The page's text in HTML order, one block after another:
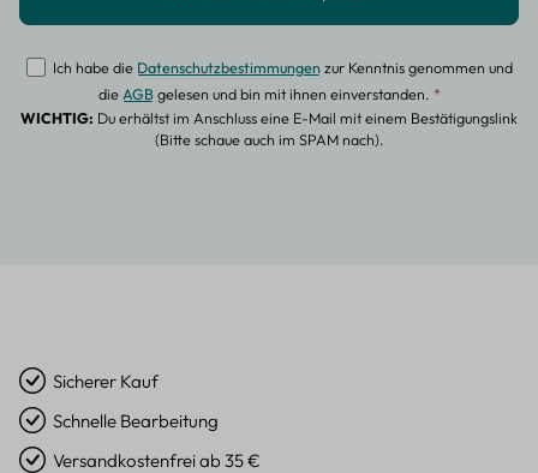
Ich habe die Datenschutzbestimmungenzur Kenntnis genommen und
dieAGBgelesen und bin mit ihnen einverstanden. *
WICHTIG: Du erhältst im Anschluss eine E-Mail mit einem Bestätigungslink
(Bitte schaue auch im SPAM nach).
Sicherer Kauf
Schnelle Bearbeitung
Versandkostenfrei ab 35 €